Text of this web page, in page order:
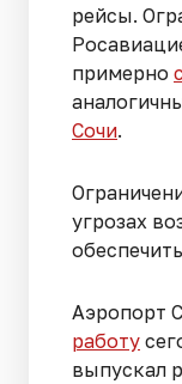
рейсы.
примерно
Сочи.
угрозах
Аэропорт
работу
выпускал